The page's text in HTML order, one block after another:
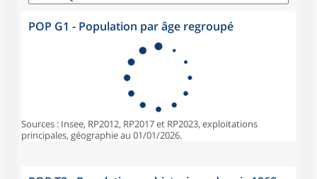
POP G1 - Population par âge regroupé
Sources : Insee, RP2012, RP2017 et RP2023, exploitations
principales, géographie au 01/01/2026.